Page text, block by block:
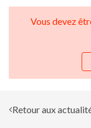
Vous devez
Retour aux